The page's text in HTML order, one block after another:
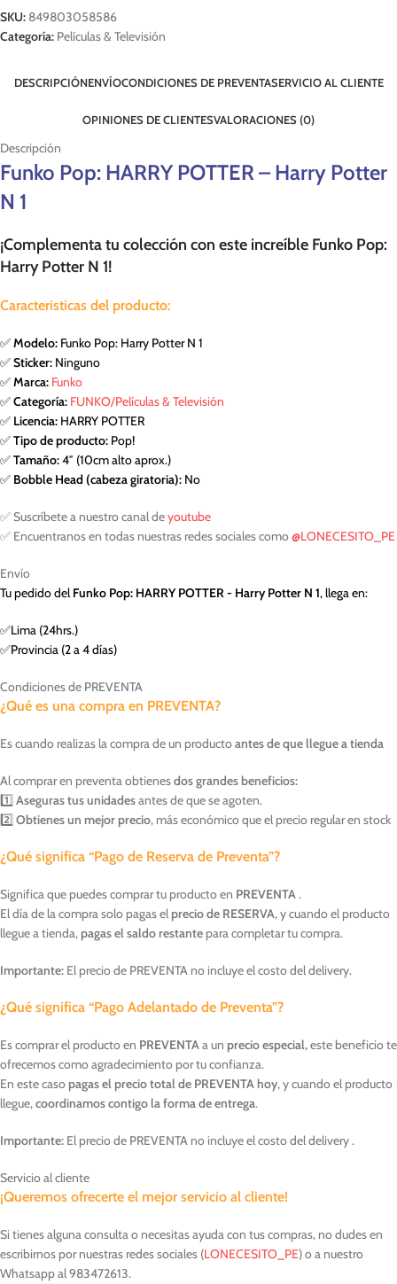
SKU: 849803058586
Categoría: Películas & Televisión
DESCRIPCIÓNENVÍOCONDICIONES DE PREVENTASERVICIO AL CLIENTE
OPINIONES DE CLIENTESVALORACIONES (0)
Descripción
Funko Pop: HARRY POTTER – Harry Potter
N 1
¡Complementa tu colección con este increíble Funko Pop:
Harry Potter N 1!
Caracteristicas del producto:
✅Modelo: Funko Pop: Harry Potter N 1
✅Sticker: Ninguno
✅Marca: Funko
✅Categoría: FUNKO/Películas & Televisión
✅ Licencia: HARRY POTTER
✅Tipo de producto: Pop!
✅Tamaño:4″ (10cm alto aprox.)
✅ Bobble Head (cabeza giratoria): No
✅ Suscríbete a nuestro canal deyoutube
✅ Encuentranos en todas nuestras redes sociales como@LONECESITO_PE
Envío
Tu pedido delFunko Pop: HARRY POTTER - Harry Potter N 1, llega en:
✅Lima (24hrs.)
✅Provincia (2 a 4 días)
Condiciones de PREVENTA
¿Qué es una compra en PREVENTA?
Es cuando realizas la compra de un productoantes de que llegue a tienda
Al comprar en preventa obtienesdos grandes beneficios:
1️⃣ Aseguras tus unidadesantes de que se agoten.
2️⃣ Obtienes un mejor precio, más económico que el precio regular en stock
¿Qué significa “Pago de Reserva de Preventa”?
Significa que puedes comprar tu producto en PREVENTA.
El día de la compra solo pagas elprecio de RESERVA, y cuando el producto
llegue a tienda,pagas el saldo restante para completar tu compra.
Importante: El precio de PREVENTA no incluye el costo del delivery.
¿Qué significa “Pago Adelantado de Preventa”?
Es comprar el producto en PREVENTAa un precio especial,este beneficio te
ofrecemos como agradecimiento por tu confianza.
En este casopagas el precio total de PREVENTA hoy, y cuando el producto
llegue,coordinamos contigo la forma de entrega.
Importante: El precio de PREVENTA no incluye el costo del delivery .
Servicio al cliente
¡Queremos ofrecerte el mejor servicio al cliente!
Si tienes alguna consulta o necesitas ayuda con tus compras, no dudes en
escribirnos por nuestras redes sociales (LONECESITO_PE) o a nuestro
Whatsapp al 983472613.